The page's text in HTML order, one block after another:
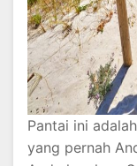
Pantai ini
yang pernah